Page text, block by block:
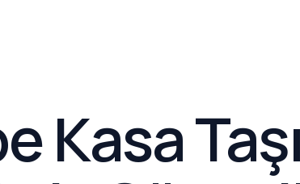
Kasa